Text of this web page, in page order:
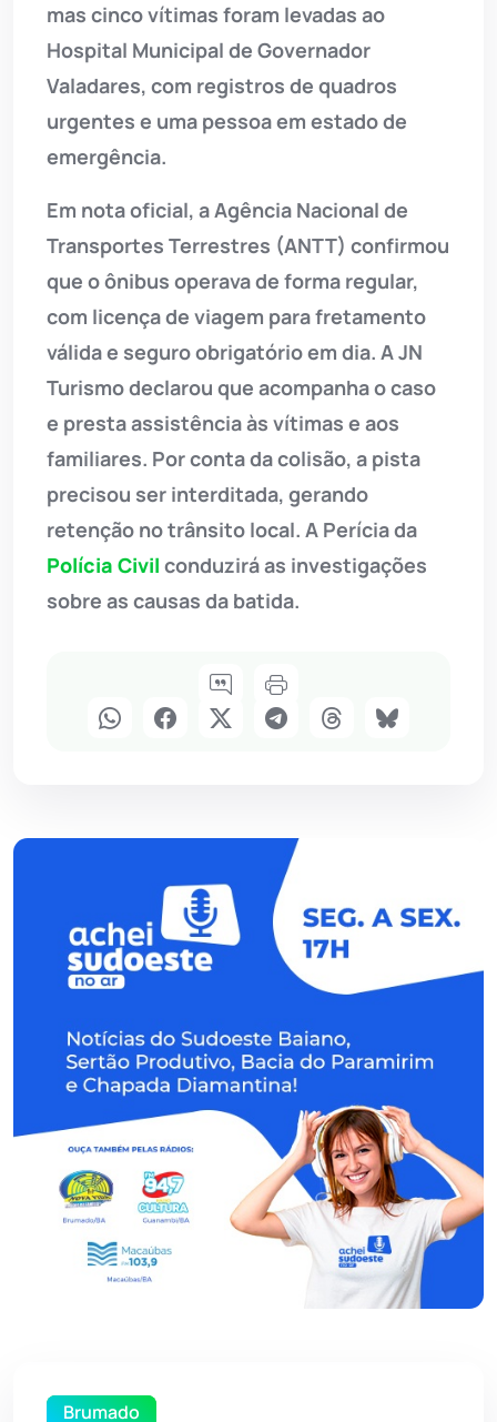
mas cinco vítimas foram levadas ao
Hospital Municipal de Governador
Valadares, com registros de quadros
urgentes e uma pessoa em estado de
emergência.
Em nota oficial, a Agência Nacional de
Transportes Terrestres (ANTT) confirmou
que o ônibus operava de forma regular,
com licença de viagem para fretamento
válida e seguro obrigatório em dia. A JN
Turismo declarou que acompanha o caso
e presta assistência às vítimas e aos
familiares. Por conta da colisão, a pista
precisou ser interditada, gerando
retenção no trânsito local. A Perícia da
Polícia Civil conduzirá as investigações
sobre as causas da batida.
Brumado